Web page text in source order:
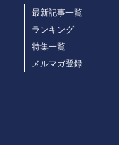
最新記事一覧
ランキング
特集一覧
メルマガ登録